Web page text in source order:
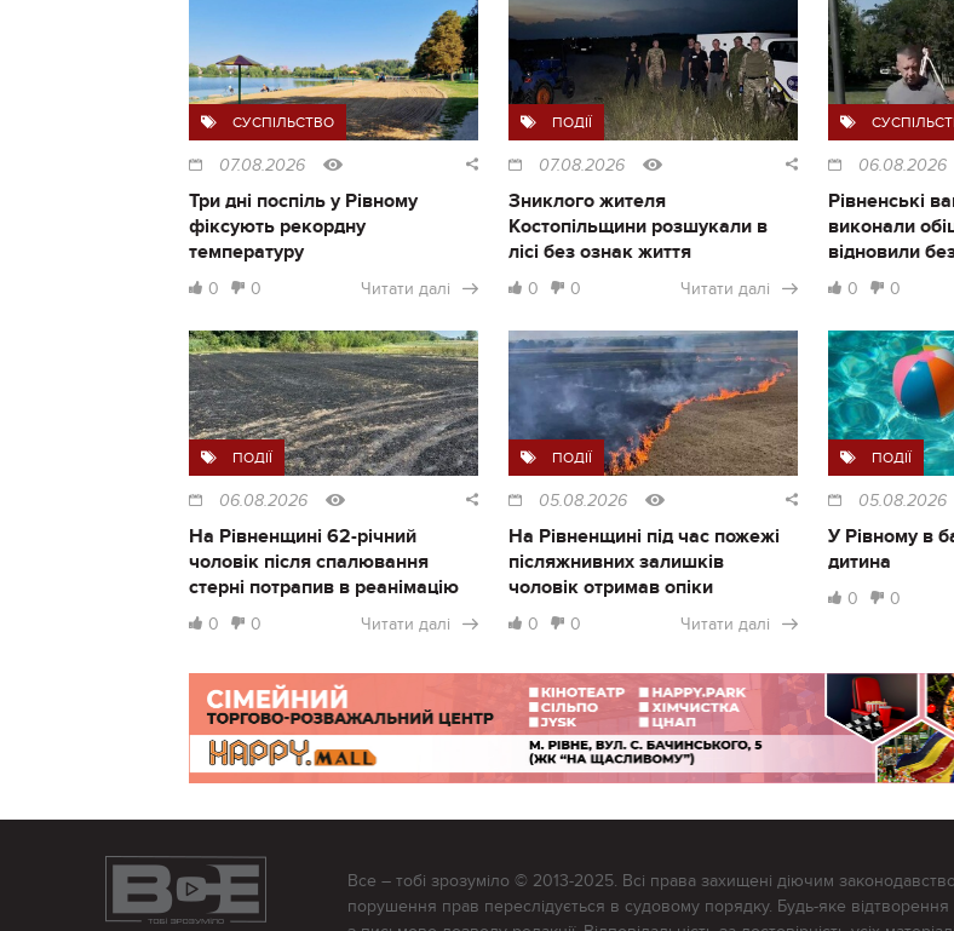
СУСПІЛЬСТВО
07.08.2026
Три дні поспіль у Рівному
фіксують рекордну
температуру
0 0 Читати далі
ПОДІЇ
07.08.2026
Зниклого жителя
Костопільщини розшукали в
лісі без ознак життя
0 0 Читати далі
06.08.2026
Рівненські
виконали
відновили
0 0
ПОДІЇ
06.08.2026
На Рівненщині 62-річний
чоловік після спалювання
стерні потрапив в реанімацію
0 0 Читати далі
ПОДІЇ
05.08.2026
На Рівненщині під час пожежі
післяжнивних залишків
чоловік отримав опіки
0 0 Читати далі
ПОДІЇ
05.08.2026
У Рівному в
дитина
0 0
Все – тобі зрозуміло © 2013-2025. Всі права захищені діючим
порушення прав переслідується в судовому порядку. Будь-яке відтворення